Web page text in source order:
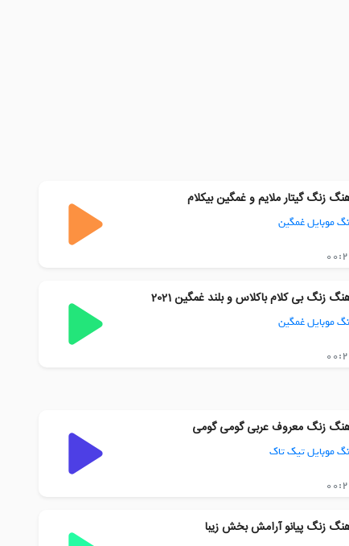
زنگ گیتار ملایم و غمگین بیکلام
موبایل غمگین
زنگ بی کلام باکلاس و بلند غمگین 2021
موبایل غمگین
زنگ معروف عربی گومی گومی
موبایل تیک تاک
زنگ پیانو آرامش بخش زیبا